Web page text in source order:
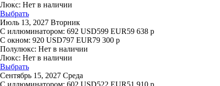
Люкс: Нет в наличии
Выбрать
Июль 13, 2027 Вторник
С иллюминатором: 692 USD599 EUR59 638 р
С окном: 920 USD797 EUR79 300 р
Полулюкс: Нет в наличии
Люкс: Нет в наличии
Выбрать
Сентябрь 15, 2027 Среда
С иллюминатором: 602 USD522 EUR51 910 р